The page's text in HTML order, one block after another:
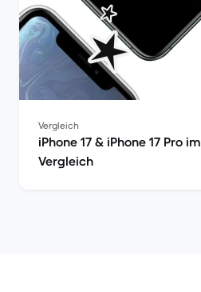
Vergleich
iPhone 17 & iPhone 17 Pro im
Vergleich